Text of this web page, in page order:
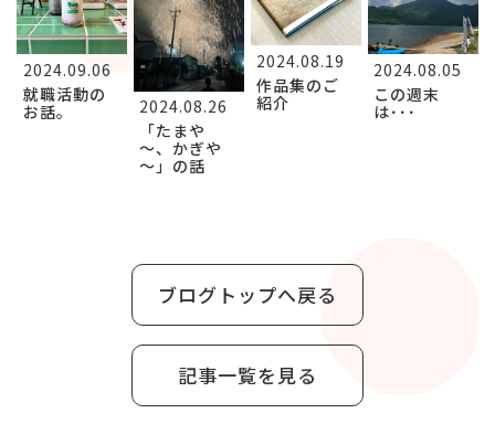
2024.09.06
就職活動の
お話。
2024.08.26
「たまや
～、かぎや
～」の話
2024.08.19
作品集のご
紹介
2024.08.05
この週末
は･･･
ブログトップへ戻る
記事一覧を見る